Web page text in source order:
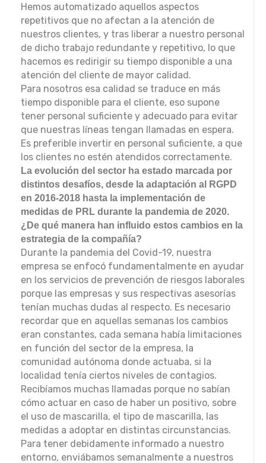
Hemos automatizado aquellos aspectos
repetitivos que no afectan a la atención de
nuestros clientes, y tras liberar a nuestro personal
de dicho trabajo redundante y repetitivo, lo que
hacemos es redirigir su tiempo disponible a una
atención del cliente de mayor calidad.
Para nosotros esa calidad se traduce en más
tiempo disponible para el cliente, eso supone
tener personal suficiente y adecuado para evitar
que nuestras líneas tengan llamadas en espera.
Es preferible invertir en personal suficiente, a que
los clientes no estén atendidos correctamente.
La evolución del sector ha estado marcada por
distintos desafíos, desde la adaptación al RGPD
en 2016-2018 hasta la implementación de
medidas de PRL durante la pandemia de 2020.
¿De qué manera han influido estos cambios en la
estrategia de la compañía?
Durante la pandemia del Covid-19, nuestra
empresa se enfocó fundamentalmente en ayudar
en los servicios de prevención de riesgos laborales
porque las empresas y sus respectivas asesorías
tenían muchas dudas al respecto. Es necesario
recordar que en aquellas semanas los cambios
eran constantes, cada semana había limitaciones
en función del sector de la empresa, la
comunidad autónoma donde actuaba, si la
localidad tenía ciertos niveles de contagios.
Recibíamos muchas llamadas porque no sabían
cómo actuar en caso de haber un positivo, sobre
el uso de mascarilla, el tipo de mascarilla, las
medidas a adoptar en distintas circunstancias.
Para tener debidamente informado a nuestro
entorno, enviábamos semanalmente a nuestros